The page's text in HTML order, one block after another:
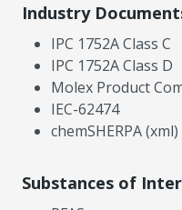
Industry
IPC 1752A Class C
IPC 1752A Class D
Molex Product
IEC-62474
chemSHERPA (xml)
Substances of